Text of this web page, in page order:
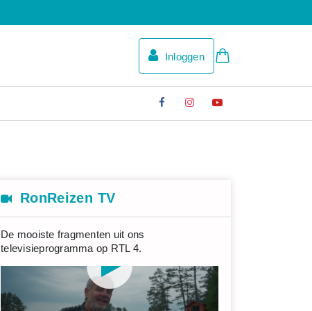
Inloggen
RonReizen TV
De mooiste fragmenten uit ons
televisieprogramma op RTL 4.